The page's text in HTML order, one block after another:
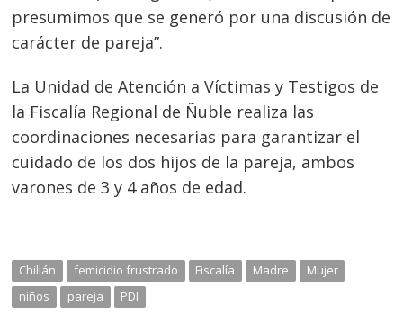
presumimos que se generó por una discusión de
carácter de pareja”.
La Unidad de Atención a Víctimas y Testigos de
la Fiscalía Regional de Ñuble realiza las
coordinaciones necesarias para garantizar el
cuidado de los dos hijos de la pareja, ambos
varones de 3 y 4 años de edad.
Chillán femicidio frustrado Fiscalía Madre
Mujer
niños
pareja PDI